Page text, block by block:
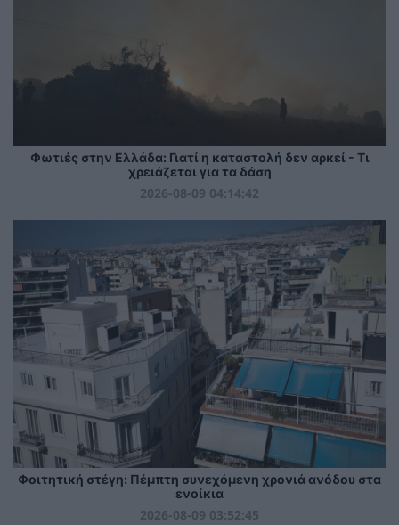
Φωτιές στην Ελλάδα: Γιατί η καταστολή δεν αρκεί - Τι
χρειάζεται για τα δάση
2026-08-09 04:14:42
Φοιτητική στέγη: Πέμπτη συνεχόμενη χρονιά ανόδου στα
ενοίκια
2026-08-09 03:52:45